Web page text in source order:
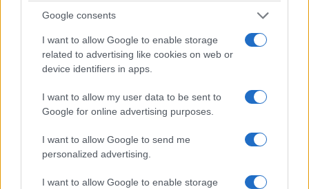
Google consents
I want to allow Google to enable storage
related to advertising like cookies on web or
device identifiers in apps.
I want to allow my user data to be sent to
Google for online advertising purposes.
I want to allow Google to send me
personalized advertising.
I want to allow Google to enable storage